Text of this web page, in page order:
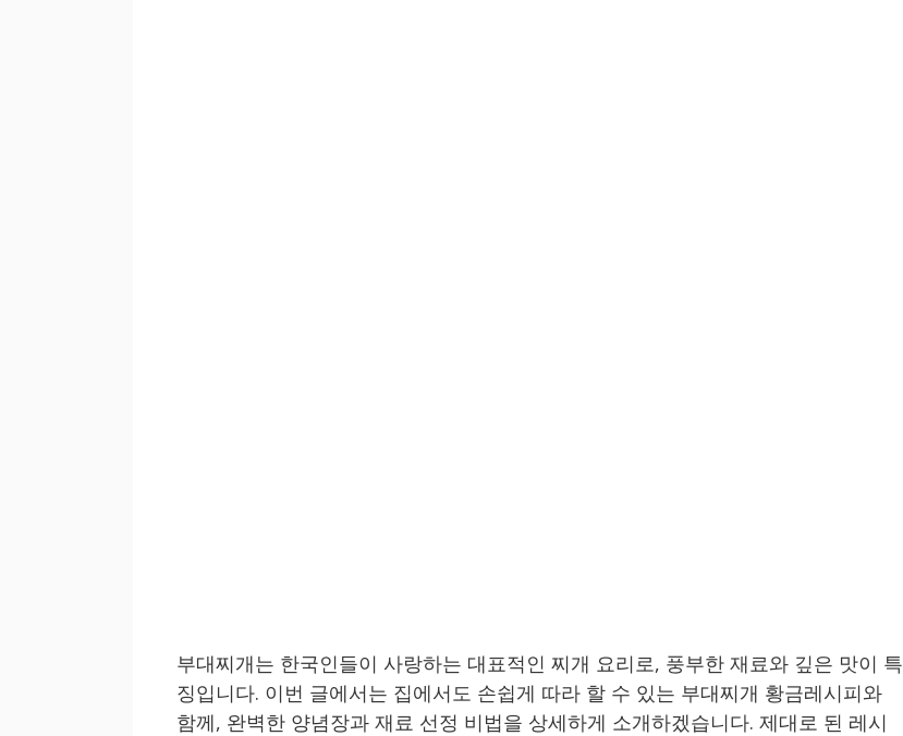
부대찌개는 한국인들이 사랑하는 대표적인 찌개 요리로, 풍부한 재료와 깊은 맛이 특
징입니다. 이번 글에서는 집에서도 손쉽게 따라 할 수 있는 부대찌개 황금레시피와
함께, 완벽한 양념장과 재료 선정 비법을 상세하게 소개하겠습니다. 제대로 된 레시